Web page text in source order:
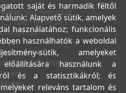
Synchrony LM
Czirfusz Ferenc utca 18.
04524155
23
Hitelbank
25154254-00000000
saját és harmadik féltől
Alapvető sütik, amelyek
használatához; funkcionális
használhatók a weboldal
sütik, amelyeket
használunk a
és a statisztikákról; és
releváns tartalom és